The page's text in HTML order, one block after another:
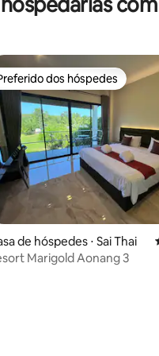
média de 5, 16
dos hóspedes
dos hóspedes
de hóspedes ⋅ Sai Thai
Marigold Aonang 3